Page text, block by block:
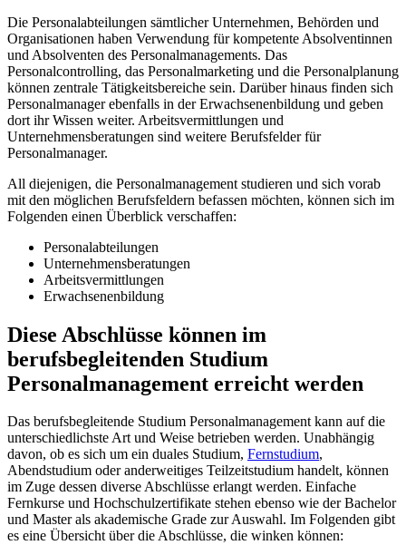
Die Personalabteilungen sämtlicher Unternehmen, Behörden und
Organisationen haben Verwendung für kompetente Absolventinnen
und Absolventen des Personalmanagements. Das
Personalcontrolling, das Personalmarketing und die Personalplanung
können zentrale Tätigkeitsbereiche sein. Darüber hinaus finden sich
Personalmanager ebenfalls in der Erwachsenenbildung und geben
dort ihr Wissen weiter. Arbeitsvermittlungen und
Unternehmensberatungen sind weitere Berufsfelder für
Personalmanager.
All diejenigen, die Personalmanagement studieren und sich vorab
mit den möglichen Berufsfeldern befassen möchten, können sich im
Folgenden einen Überblick verschaffen:
Personalabteilungen
Unternehmensberatungen
Arbeitsvermittlungen
Erwachsenenbildung
Diese Abschlüsse können im
berufsbegleitenden Studium
Personalmanagement erreicht werden
Das berufsbegleitende Studium Personalmanagement kann auf die
unterschiedlichste Art und Weise betrieben werden. Unabhängig
davon, ob es sich um ein duales Studium, Fernstudium,
Abendstudium oder anderweitiges Teilzeitstudium handelt, können
im Zuge dessen diverse Abschlüsse erlangt werden. Einfache
Fernkurse und Hochschulzertifikate stehen ebenso wie der Bachelor
und Master als akademische Grade zur Auswahl. Im Folgenden gibt
es eine Übersicht über die Abschlüsse, die winken können: